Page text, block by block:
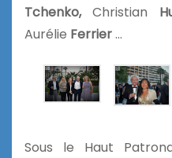
Tchenko,Christian
Aurélie Ferrier…
Sous le Haut